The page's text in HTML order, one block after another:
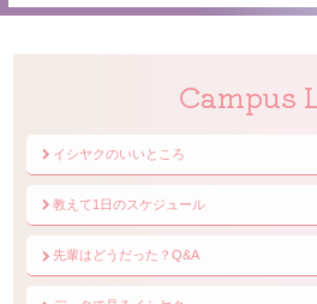
Campus
イシヤクのいいところ
教えて1日のスケジュール
先輩はどうだった？Q&A